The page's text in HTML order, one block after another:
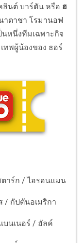
ลินต์ บาร์ตัน หรือ ฮ
าตาชา โรมานอฟ
นหนึ่งทีมเฉพาะกิจ
เทพผู้น้องของ ธอร์
ตาร์ก / ไอรอนแมน
/ กัปตันอเมริกา
บนเนอร์ / ฮัลค์